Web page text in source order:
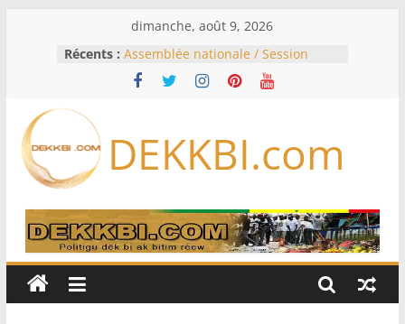
dimanche, août 9, 2026
Récents : Assemblée nationale / Session
extraordinaire: Six commissions
d’enquête à l’ordre du jour ce lundi
Bénin: Patrice Talon élu président
du Sénat, moins de trois mois
Pakistan et la Turquie signent un
accord de défense
RD Congo: Kinshasa interdit les
exportations de cuivre et de cobalt
production
DEKKBI.com